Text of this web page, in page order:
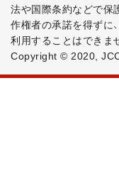
法や国際条約などで保
作権者の承諾を得ずに
利用することはできま
Copyright © 2020,